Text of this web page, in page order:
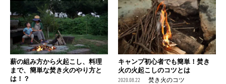
薪の組み方から火起こし、料理
まで、簡単な焚き火のやり方と
は！？
キャンプ初心者でも簡単！焚き
火の火起こしのコツとは
2020.08.22 焚き火のコツ